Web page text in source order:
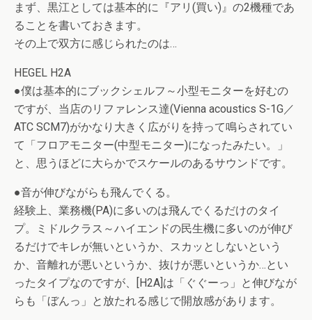
まず、黒江としては基本的に『アリ(買い)』の2機種であ
ることを書いておきます。
その上で双方に感じられたのは…
HEGEL H2A
●僕は基本的にブックシェルフ～小型モニターを好むの
ですが、当店のリファレンス達(Vienna acoustics S-1G／
ATC SCM7)がかなり大きく広がりを持って鳴らされてい
て「フロアモニター(中型モニター)になったみたい。」
と、思うほどに大らかでスケールのあるサウンドです。
●音が伸びながらも飛んでくる。
経験上、業務機(PA)に多いのは飛んでくるだけのタイ
プ。ミドルクラス～ハイエンドの民生機に多いのが伸び
るだけでキレが無いというか、スカッとしないという
か、音離れが悪いというか、抜けが悪いというか…とい
ったタイプなのですが、[H2A]は「ぐぐーっ」と伸びなが
らも「ぼんっ」と放たれる感じで開放感があります。